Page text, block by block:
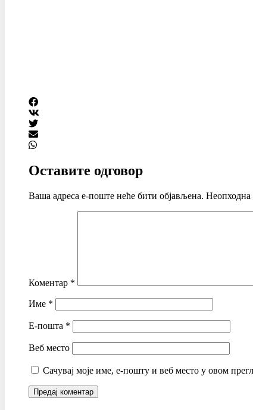
Оставите одговор
Ваша адреса е-поште неће бити објављена. Неопходна
Коментар *
Име *
Е-пошта *
Веб место
Сачувај моје име, е-пошту и веб место у овом